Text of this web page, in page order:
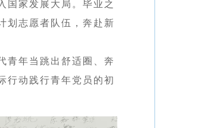
国家发展大局。毕业之
划志愿者队伍，奔赴新
青年当跳出舒适圈、奔
行动践行青年党员的初